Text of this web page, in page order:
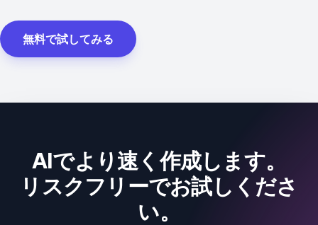
無料で試してみる
AIでより速く作成します。
リスクフリーでお試しくださ
い。